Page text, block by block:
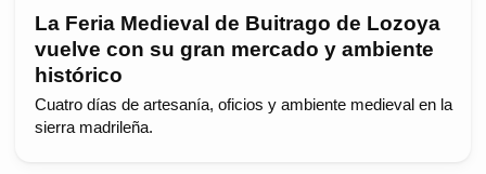
La Feria Medieval de Buitrago de Lozoya
vuelve con su gran mercado y ambiente
histórico
Cuatro días de artesanía, oficios y ambiente medieval en la
sierra madrileña.